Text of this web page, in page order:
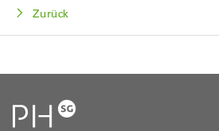
Zurück